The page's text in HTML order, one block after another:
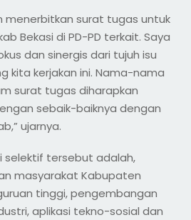
menerbitkan surat tugas untuk
Bekasi di PD-PD terkait. Saya
dan sinergis dari tujuh isu
kita kerjakan ini. Nama-nama
surat tugas diharapkan
sebaik-baiknya dengan
ujarnya.
selektif tersebut adalah,
masyarakat Kabupaten
tinggi, pengembangan
aplikasi tekno-sosial dan